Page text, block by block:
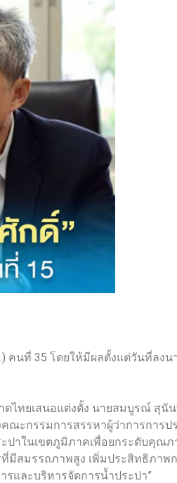
คนที่ 35 โดยให้มีผลตั้งแต่วันที่ลง
ไทยเสนอแต่งตั้ง นายสมบูรณ์ สุนั
ณะกรรมการสรรหาผู้ว่าการการ
ปาในเขตภูมิภาคเพื่อยกระดับคุณ
มีสมรรถภาพสูง เพิ่มประสิทธิภาพ
และบริหารจัดการน้ำประปา”